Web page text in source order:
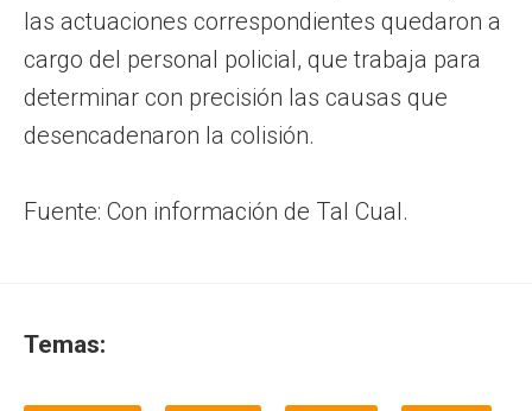
las actuaciones correspondientes quedaron a
cargo del personal policial, que trabaja para
determinar con precisión las causas que
desencadenaron la colisión.
Fuente: Con información de Tal Cual.
Temas: